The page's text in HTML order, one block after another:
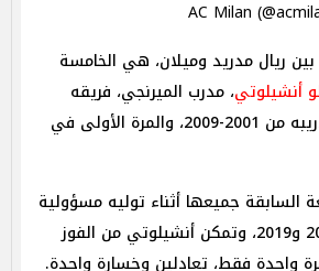
ريال مدريد وميلان، هي الخامسة
أنشيلوتي، مدرب الميرنجي، فريقه
السابق ميلان منذ تدريبه من 2001-2009، والمرة الأولى في
السابقة جميعها أثناء توليه مسؤولية
نابولي بين عامي 2018 و2019، وتمكن أنشيلوتي من الفوز
واحدة فقط، تعادلين وخسارة واحدة.